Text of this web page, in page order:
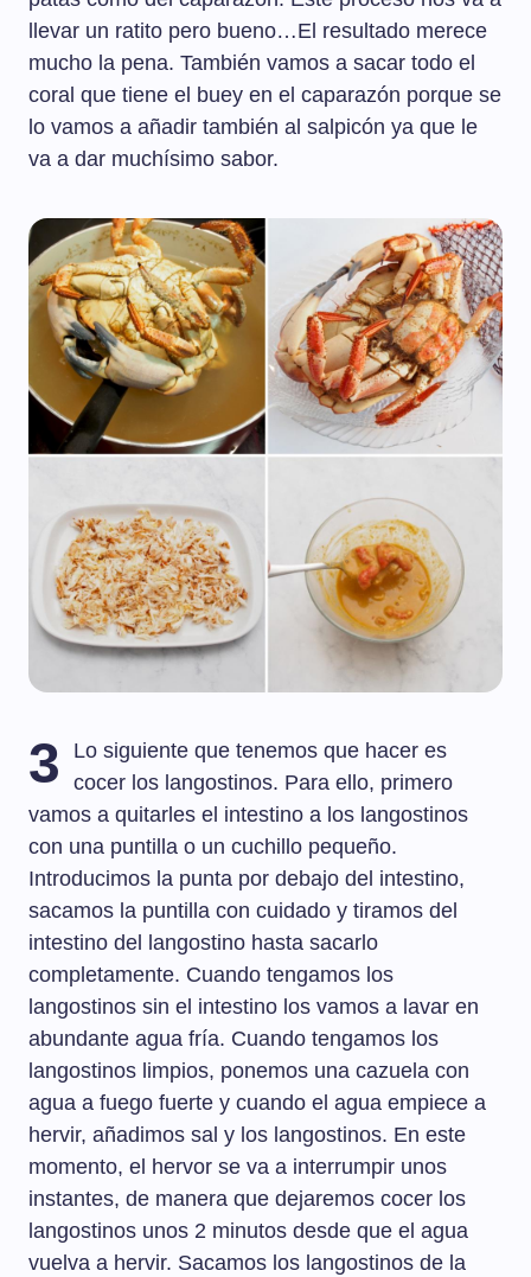
llevar un ratito pero bueno…El resultado merece
mucho la pena. También vamos a sacar todo el
coral que tiene el buey en el caparazón porque se
lo vamos a añadir también al salpicón ya que le
va a dar muchísimo sabor.
3
Lo siguiente que tenemos que hacer es
cocer los langostinos. Para ello, primero
vamos a quitarles el intestino a los langostinos
con una puntilla o un cuchillo pequeño.
Introducimos la punta por debajo del intestino,
sacamos la puntilla con cuidado y tiramos del
intestino del langostino hasta sacarlo
completamente. Cuando tengamos los
langostinos sin el intestino los vamos a lavar en
abundante agua fría. Cuando tengamos los
langostinos limpios, ponemos una cazuela con
agua a fuego fuerte y cuando el agua empiece a
hervir, añadimos sal y los langostinos. En este
momento, el hervor se va a interrumpir unos
instantes, de manera que dejaremos cocer los
langostinos unos 2 minutos desde que el agua
vuelva a hervir. Sacamos los langostinos de la